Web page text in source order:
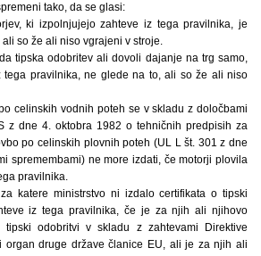
tako, da se glasi:
ki izpolnjujejo zahteve iz tega pravilnika, je
so že ali niso vgrajeni v stroje.
tipska odobritev ali dovoli dajanje na trg samo,
tega pravilnika, ne glede na to, ali so že ali niso
celinskih vodnih poteh se v skladu z določbami
z dne 4. oktobra 1982 o tehničnih predpisih za
po celinskih plovnih poteh (UL L št. 301 z dne
spremembami) ne more izdati, če motorji plovila
pravilnika.
katere ministrstvo ni izdalo certifikata o tipski
iz tega pravilnika, če je za njih ali njihovo
odobritvi v skladu z zahtevami Direktive
organ druge države članice EU, ali je za njih ali